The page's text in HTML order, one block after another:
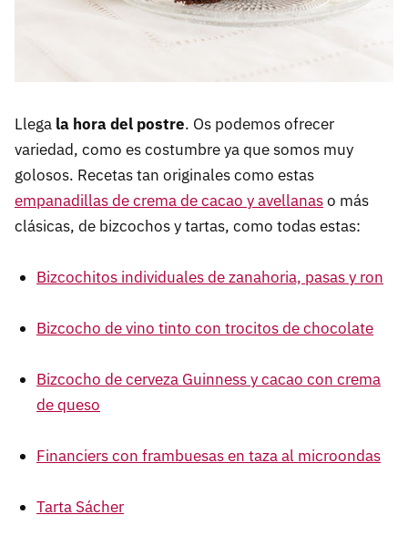
Llega la hora del postre. Os podemos ofrecer
variedad, como es costumbre ya que somos muy
golosos. Recetas tan originales como estas
empanadillas de crema de cacao y avellanaso más
clásicas, de bizcochos y tartas, como todas estas:
Bizcochitos individuales de zanahoria, pasas y ron
Bizcocho de vino tinto con trocitos de chocolate
Bizcocho de cerveza Guinness y cacao con crema
de queso
Financiers con frambuesas en taza al microondas
Tarta Sácher